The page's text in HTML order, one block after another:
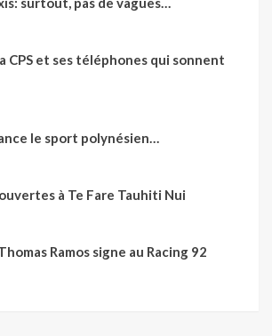
CPS et ses téléphones qui sonnent
le sport polynésien…
à Te Fare Tauhiti Nui
Ramos signe au Racing 92